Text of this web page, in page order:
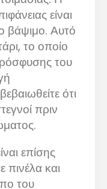
είναι
βάψιμο. Αυτό
το οποίο
του
ότι
πριν
επίσης
πινέλα και
του